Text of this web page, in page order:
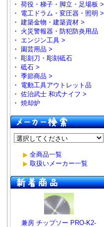
・ 荷役・梯子・脚立・足場板 >
・ 電工ドラム・変圧器・照明 >
・ 建築金物・建築資材 >
・ 火災警報器・防犯防炎用品
・ エンジン工具 >
・ 園芸用品 >
・ 彫刻刀・彫刻砥石
・ 砥石 >
・ 季節商品 >
・ 電動工具アウトレット品
・ 佐治武士 和式ナイフ >
・ 焼却炉
全商品一覧
取扱いメーカー一覧
兼房 チップソー PRO-K2-